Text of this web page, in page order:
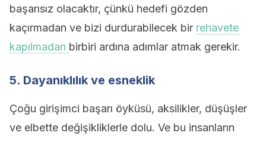
başarısız olacaktır, çünkü hedefi gözden
kaçırmadan ve bizi durdurabilecek bir rehavete
kapılmadan birbiri ardına adımlar atmak gerekir.
5. Dayanıklılık ve esneklik
Çoğu girişimci başarı öyküsü, aksilikler, düşüşler
ve elbette değişikliklerle dolu. Ve bu insanların